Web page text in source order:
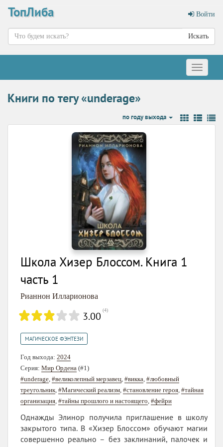
ТопЛиба Войти
Искать
Меню
Книги по тегу «underage»
по году выхода
Школа Хизер Блоссом. Книга 1
часть 1
Рианнон Илларионова
3.00 (4)
МАГИЧЕСКОЕ ФЭНТЕЗИ
Год выхода: 2024
Серия: Мир Ордена (#1)
#underage #великолепный мерзавец #викка #любовный
треугольник #Магический реализм #становление героя #тайная
организация #тайны прошлого и настоящего #фейри
Однажды Элинор получила приглашение в школу
закрытого типа. В «Хизер Блоссом» обучают магии
совершенно реально – без заклинаний, палочек и